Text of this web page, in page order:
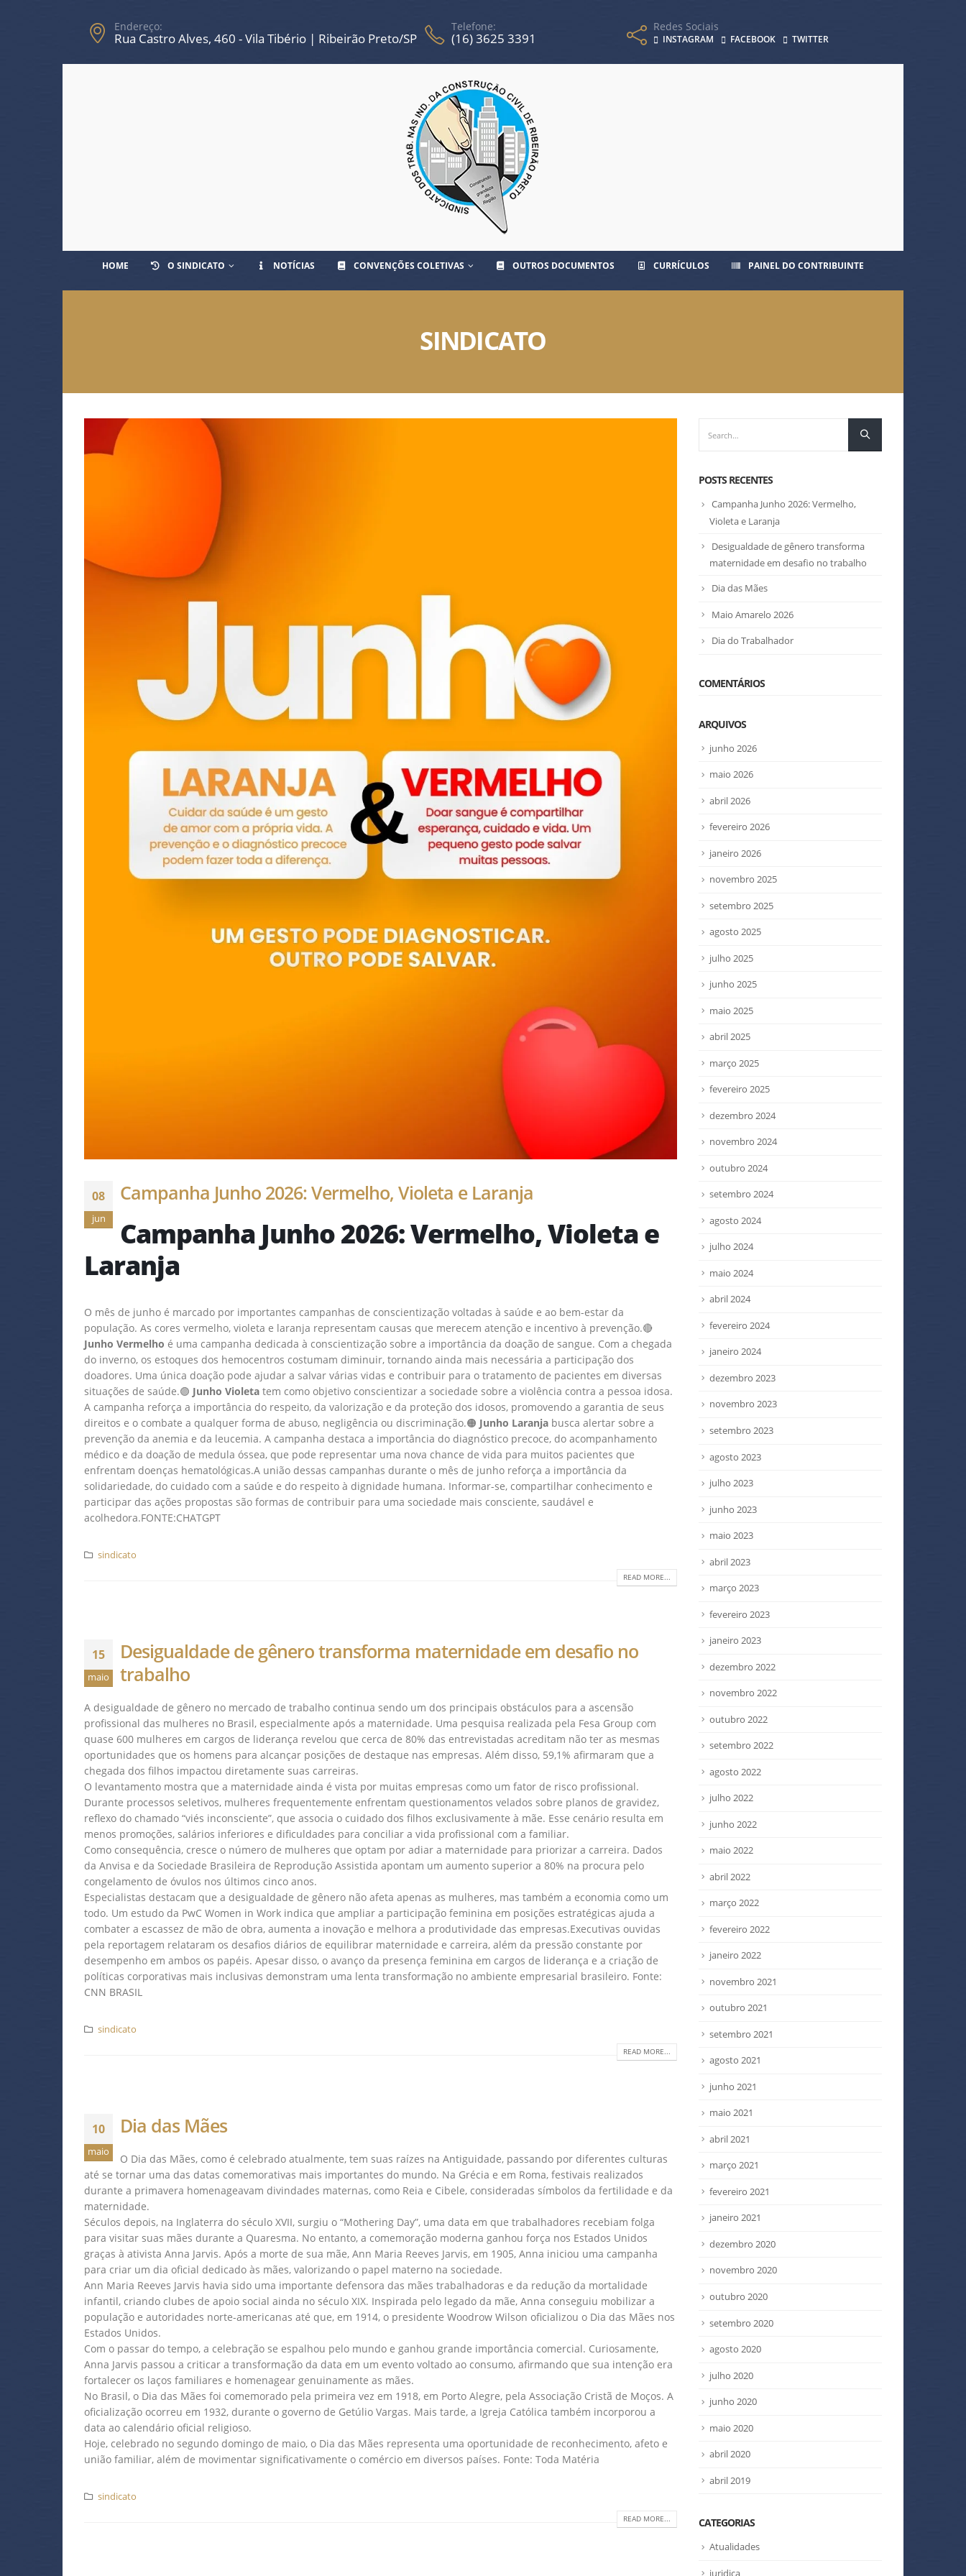
Endereço:
Rua Castro Alves, 460 - Vila Tibério | Ribeirão Preto/SP
Telefone:
(16) 3625 3391
Redes Sociais
INSTAGRAM FACEBOOK TWITTER
HOME O SINDICATO NOTÍCIAS CONVENÇÕES COLETIVAS OUTROS DOCUMENTOS CURRÍCULOS PAINEL DO CONTRIBUINTE
SINDICATO
08
jun
Campanha Junho 2026: Vermelho, Violeta e Laranja
Campanha Junho 2026: Vermelho, Violeta e
Laranja
O mês de junho é marcado por importantes campanhas de conscientização voltadas à saúde e ao bem-estar da
população. As cores vermelho, violeta e laranja representam causas que merecem atenção e incentivo à prevenção.🔴
Junho Vermelho é uma campanha dedicada à conscientização sobre a importância da doação de sangue. Com a chegada
do inverno, os estoques dos hemocentros costumam diminuir, tornando ainda mais necessária a participação dos
doadores. Uma única doação pode ajudar a salvar várias vidas e contribuir para o tratamento de pacientes em diversas
situações de saúde.🟣 Junho Violeta tem como objetivo conscientizar a sociedade sobre a violência contra a pessoa idosa.
A campanha reforça a importância do respeito, da valorização e da proteção dos idosos, promovendo a garantia de seus
direitos e o combate a qualquer forma de abuso, negligência ou discriminação.🟠 Junho Laranja busca alertar sobre a
prevenção da anemia e da leucemia. A campanha destaca a importância do diagnóstico precoce, do acompanhamento
médico e da doação de medula óssea, que pode representar uma nova chance de vida para muitos pacientes que
enfrentam doenças hematológicas.A união dessas campanhas durante o mês de junho reforça a importância da
solidariedade, do cuidado com a saúde e do respeito à dignidade humana. Informar-se, compartilhar conhecimento e
participar das ações propostas são formas de contribuir para uma sociedade mais consciente, saudável e
acolhedora.FONTE:CHATGPT
sindicato
READ MORE...
15
maio
Desigualdade de gênero transforma maternidade em desafio no
trabalho
A desigualdade de gênero no mercado de trabalho continua sendo um dos principais obstáculos para a ascensão
profissional das mulheres no Brasil, especialmente após a maternidade. Uma pesquisa realizada pela Fesa Group com
quase 600 mulheres em cargos de liderança revelou que cerca de 80% das entrevistadas acreditam não ter as mesmas
oportunidades que os homens para alcançar posições de destaque nas empresas. Além disso, 59,1% afirmaram que a
chegada dos filhos impactou diretamente suas carreiras.
O levantamento mostra que a maternidade ainda é vista por muitas empresas como um fator de risco profissional.
Durante processos seletivos, mulheres frequentemente enfrentam questionamentos velados sobre planos de gravidez,
reflexo do chamado “viés inconsciente”, que associa o cuidado dos filhos exclusivamente à mãe. Esse cenário resulta em
menos promoções, salários inferiores e dificuldades para conciliar a vida profissional com a familiar.
Como consequência, cresce o número de mulheres que optam por adiar a maternidade para priorizar a carreira. Dados
da Anvisa e da Sociedade Brasileira de Reprodução Assistida apontam um aumento superior a 80% na procura pelo
congelamento de óvulos nos últimos cinco anos.
Especialistas destacam que a desigualdade de gênero não afeta apenas as mulheres, mas também a economia como um
todo. Um estudo da PwC Women in Work indica que ampliar a participação feminina em posições estratégicas ajuda a
combater a escassez de mão de obra, aumenta a inovação e melhora a produtividade das empresas.Executivas ouvidas
pela reportagem relataram os desafios diários de equilibrar maternidade e carreira, além da pressão constante por
desempenho em ambos os papéis. Apesar disso, o avanço da presença feminina em cargos de liderança e a criação de
políticas corporativas mais inclusivas demonstram uma lenta transformação no ambiente empresarial brasileiro. Fonte:
CNN BRASIL
sindicato
READ MORE...
10
maio
Dia das Mães
O Dia das Mães, como é celebrado atualmente, tem suas raízes na Antiguidade, passando por diferentes culturas
até se tornar uma das datas comemorativas mais importantes do mundo. Na Grécia e em Roma, festivais realizados
durante a primavera homenageavam divindades maternas, como Reia e Cibele, consideradas símbolos da fertilidade e da
maternidade.
Séculos depois, na Inglaterra do século XVII, surgiu o “Mothering Day”, uma data em que trabalhadores recebiam folga
para visitar suas mães durante a Quaresma. No entanto, a comemoração moderna ganhou força nos Estados Unidos
graças à ativista Anna Jarvis. Após a morte de sua mãe, Ann Maria Reeves Jarvis, em 1905, Anna iniciou uma campanha
para criar um dia oficial dedicado às mães, valorizando o papel materno na sociedade.
Ann Maria Reeves Jarvis havia sido uma importante defensora das mães trabalhadoras e da redução da mortalidade
infantil, criando clubes de apoio social ainda no século XIX. Inspirada pelo legado da mãe, Anna conseguiu mobilizar a
população e autoridades norte-americanas até que, em 1914, o presidente Woodrow Wilson oficializou o Dia das Mães nos
Estados Unidos.
Com o passar do tempo, a celebração se espalhou pelo mundo e ganhou grande importância comercial. Curiosamente,
Anna Jarvis passou a criticar a transformação da data em um evento voltado ao consumo, afirmando que sua intenção era
fortalecer os laços familiares e homenagear genuinamente as mães.
No Brasil, o Dia das Mães foi comemorado pela primeira vez em 1918, em Porto Alegre, pela Associação Cristã de Moços. A
oficialização ocorreu em 1932, durante o governo de Getúlio Vargas. Mais tarde, a Igreja Católica também incorporou a
data ao calendário oficial religioso.
Hoje, celebrado no segundo domingo de maio, o Dia das Mães representa uma oportunidade de reconhecimento, afeto e
união familiar, além de movimentar significativamente o comércio em diversos países. Fonte: Toda Matéria
sindicato
READ MORE...
POSTS RECENTES
Campanha Junho 2026: Vermelho,
Violeta e Laranja
Desigualdade de gênero transforma
maternidade em desafio no trabalho
Dia das Mães
Maio Amarelo 2026
Dia do Trabalhador
COMENTÁRIOS
ARQUIVOS
junho 2026
maio 2026
abril 2026
fevereiro 2026
janeiro 2026
novembro 2025
setembro 2025
agosto 2025
julho 2025
junho 2025
maio 2025
abril 2025
março 2025
fevereiro 2025
dezembro 2024
novembro 2024
outubro 2024
setembro 2024
agosto 2024
julho 2024
maio 2024
abril 2024
fevereiro 2024
janeiro 2024
dezembro 2023
novembro 2023
setembro 2023
agosto 2023
julho 2023
junho 2023
maio 2023
abril 2023
março 2023
fevereiro 2023
janeiro 2023
dezembro 2022
novembro 2022
outubro 2022
setembro 2022
agosto 2022
julho 2022
junho 2022
maio 2022
abril 2022
março 2022
fevereiro 2022
janeiro 2022
novembro 2021
outubro 2021
setembro 2021
agosto 2021
junho 2021
maio 2021
abril 2021
março 2021
fevereiro 2021
janeiro 2021
dezembro 2020
novembro 2020
outubro 2020
setembro 2020
agosto 2020
julho 2020
junho 2020
maio 2020
abril 2020
abril 2019
CATEGORIAS
Atualidades
juridica